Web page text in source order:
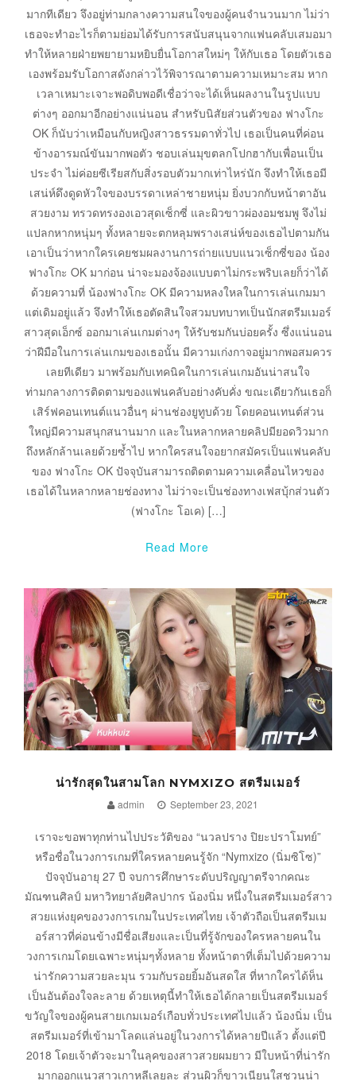
มากทีเดียว จึงอยู่ท่ามกลางความสนใจของผู้คนจำนวนมาก ไม่ว่า
เธอจะทำอะไรก็ตามย่อมได้รับการสนับสนุนจากแฟนคลับเสมอมา
ทำให้หลายฝ่ายพยายามหยิบยื่นโอกาสใหม่ๆ ให้กับเธอ โดยตัวเธอ
เองพร้อมรับโอกาสดังกล่าวไว้พิจารณาตามความเหมาะสม หาก
เวลาเหมาะเจาะพอดิบพอดีเชื่อว่าจะได้เห็นผลงานในรูปแบบ
ต่างๆ ออกมาอีกอย่างแน่นอน สำหรับนิสัยส่วนตัวของ ฟางโกะ
OK ก็นับว่าเหมือนกับหญิงสาวธรรมดาทั่วไป เธอเป็นคนที่ค่อน
ข้างอารมณ์ขันมากพอตัว ชอบเล่นมุขตลกโปกฮากับเพื่อนเป็น
ประจำ ไม่ค่อยซีเรียสกับสิ่งรอบตัวมากเท่าไหร่นัก จึงทำให้เธอมี
เสน่ห์ดึงดูดหัวใจของบรรดาเหล่าชายหนุ่ม ยิ่งบวกกับหน้าตาอัน
สวยงาม ทรวดทรงองเอวสุดเซ็กซี่ และผิวขาวผ่องอมชมพู จึงไม่
แปลกหากหนุ่มๆ ทั้งหลายจะตกหลุมพรางเสน่ห์ของเธอไปตามกัน
เอาเป็นว่าหากใครเคยชมผลงานการถ่ายแบบแนวเซ็กซี่ของ น้อง
ฟางโกะ OK มาก่อน น่าจะมองจ้องแบบตาไม่กระพริบเลยก็ว่าได้
ด้วยความที่ น้องฟางโกะ OK มีความหลงใหลในการเล่นเกมมา
แต่เดิมอยู่แล้ว จึงทำให้เธอตัดสินใจสวมบทบาทเป็นนักสตรีมเมอร์
สาวสุดเอ็กซ์ ออกมาเล่นเกมต่างๆ ให้รับชมกันบ่อยครั้ง ซึ่งแน่นอน
ว่าฝีมือในการเล่นเกมของเธอนั้น มีความเก่งกาจอยู่มากพอสมควร
เลยทีเดียว มาพร้อมกับเทคนิคในการเล่นเกมอันน่าสนใจ
ท่ามกลางการติดตามของแฟนคลับอย่างคับคั่ง ขณะเดียวกันเธอก็
เสิร์ฟคอนเทนต์แนวอื่นๆ ผ่านช่องยูทูบด้วย โดยคอนเทนต์ส่วน
ใหญ่มีความสนุกสนานมาก และในหลากหลายคลิปมียอดวิวมาก
ถึงหลักล้านเลยด้วยซ้ำไป หากใครสนใจอยากสมัครเป็นแฟนคลับ
ของ ฟางโกะ OK ปัจจุบันสามารถติดตามความเคลื่อนไหวของ
เธอได้ในหลากหลายช่องทาง ไม่ว่าจะเป็นช่องทางเฟสบุ้กส่วนตัว
(ฟางโกะ โอเค) […]
Read More
น่ารักสุดในสามโลก NYMXIZO สตรีมเมอร์
admin September 23, 2021
เราจะขอพาทุกท่านไปประวัติของ “นวลปราง ปิยะปราโมทย์”
หรือชื่อในวงการเกมที่ใครหลายคนรู้จัก “Nymxizo (นิ่มซิโซ)”
ปัจจุบันอายุ 27 ปี จบการศึกษาระดับปริญญาตรีจากคณะ
มัณฑนศิลป์ มหาวิทยาลัยศิลปากร น้องนิ่ม หนึ่งในสตรีมเมอร์สาว
สวยแห่งยุคของวงการเกมในประเทศไทย เจ้าตัวถือเป็นสตรีมเม
อร์สาวที่ค่อนข้างมีชื่อเสียงและเป็นที่รู้จักของใครหลายคนใน
วงการเกมโดยเฉพาะหนุ่มๆทั้งหลาย ทั้งหน้าตาที่เต็มไปด้วยความ
น่ารักความสวยละมุน รวมกับรอยยิ้มอันสดใส ที่หากใครได้ห็น
เป็นอันต้องใจละลาย ด้วยเหตุนี้ทำให้เธอได้กลายเป็นสตรีมเมอร์
ขวัญใจของผู้คนสายเกมเมอร์เกือบทั่วประเทศไปแล้ว น้องนิ่ม เป็น
สตรีมเมอร์ที่เข้ามาโลดแล่นอยู่ในวงการได้หลายปีแล้ว ตั้งแต่ปี
2018 โดยเจ้าตัวจะมาในลุคของสาวสวยผมยาว มีใบหน้าที่น่ารัก
มากออกแนวสาวเกาหลีเลยละ ส่วนผิวก็ขาวเนียนใสชวนน่า